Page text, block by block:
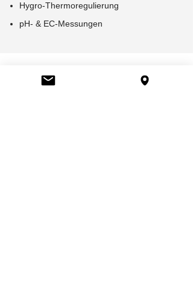
Hygro-Thermoregulierung
pH- & EC-Messungen